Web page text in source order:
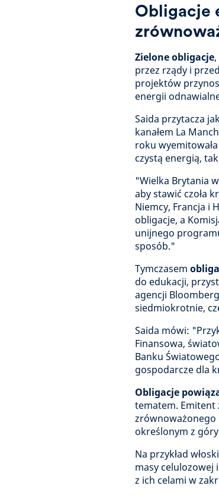
Obligacje
Zielone obligacje
przez rządy i
projektów
energii
Saida przytacza
kanałem La
roku
czystą energią,
"Wielka Brytania
aby stawić czoła
Niemcy, Francja i
obligacje, a
unijnego
sposób."
Tymczasem
do edukacji,
agencji
siedmiokrotnie,
Saida mówi:
Finansowa,
Banku
gospodarcze dla
Obligacje
tematem. Emitent
zrównoważonego
określonym z
Na przykład
masy celulozowej
z ich celami w